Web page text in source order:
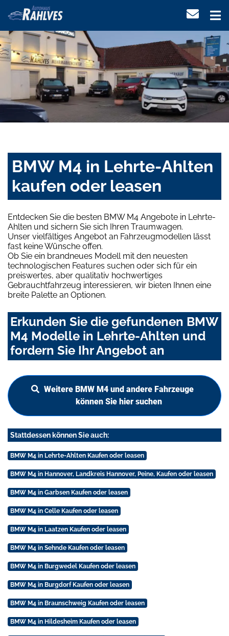
BMW M4 in Lehrte-Ahlten
kaufen oder leasen
Entdecken Sie die besten BMW M4 Angebote in Lehrte-
Ahlten und sichern Sie sich Ihren Traumwagen.
Unser vielfältiges Angebot an Fahrzeugmodellen lässt
fast keine Wünsche offen.
Ob Sie ein brandneues Modell mit den neuesten
technologischen Features suchen oder sich für ein
preiswertes, aber qualitativ hochwertiges
Gebrauchtfahrzeug interessieren, wir bieten Ihnen eine
breite Palette an Optionen.
Erkunden Sie die gefundenen BMW
M4 Modelle in Lehrte-Ahlten und
fordern Sie Ihr Angebot an
Weitere BMW M4 und andere Fahrzeuge
können Sie hier suchen
Stattdessen können Sie auch:
BMW M4 in Lehrte-Ahlten Kaufen oder leasen
BMW M4 in Hannover, Landkreis Hannover, Peine, Kaufen oder leasen
BMW M4 in Garbsen Kaufen oder leasen
BMW M4 in Celle Kaufen oder leasen
BMW M4 in Laatzen Kaufen oder leasen
BMW M4 in Sehnde Kaufen oder leasen
BMW M4 in Burgwedel Kaufen oder leasen
BMW M4 in Burgdorf Kaufen oder leasen
BMW M4 in Braunschweig Kaufen oder leasen
BMW M4 in Hildesheim Kaufen oder leasen